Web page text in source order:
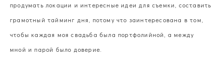
продумать локации и интересные идеи для съемки, составить
грамотный тайминг дня, потому что заинтересована в том,
чтобы каждая моя свадьба была портфолийной, а между
мной и парой было доверие.